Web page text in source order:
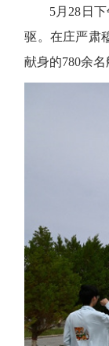
5月28日
驱。在庄严肃
献身的780余